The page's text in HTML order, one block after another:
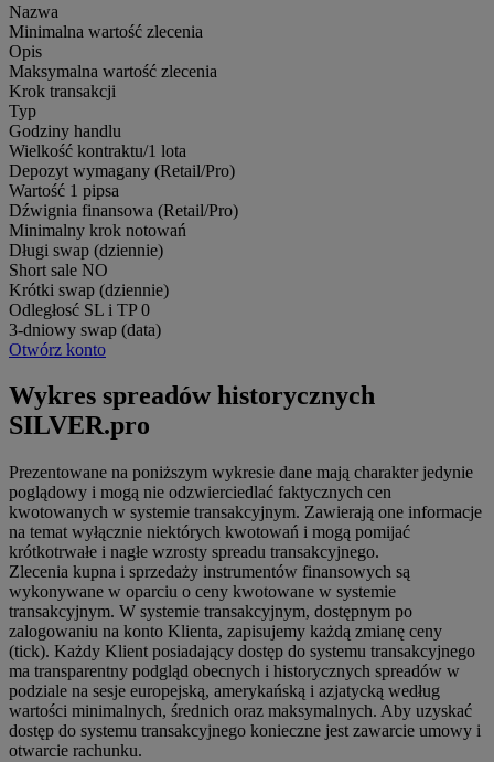
Nazwa
Minimalna wartość zlecenia
Opis
Maksymalna wartość zlecenia
Krok transakcji
Typ
Godziny handlu
Wielkość kontraktu/1 lota
Depozyt wymagany (Retail/Pro)
Wartość 1 pipsa
Dźwignia finansowa (Retail/Pro)
Minimalny krok notowań
Długi swap (dziennie)
Short sale NO
Krótki swap (dziennie)
Odległosć SL i TP 0
3-dniowy swap (data)
Otwórz konto
Wykres spreadów historycznych
SILVER.pro
Prezentowane na poniższym wykresie dane mają charakter jedynie
poglądowy i mogą nie odzwierciedlać faktycznych cen
kwotowanych w systemie transakcyjnym. Zawierają one informacje
na temat wyłącznie niektórych kwotowań i mogą pomijać
krótkotrwałe i nagłe wzrosty spreadu transakcyjnego.
Zlecenia kupna i sprzedaży instrumentów finansowych są
wykonywane w oparciu o ceny kwotowane w systemie
transakcyjnym. W systemie transakcyjnym, dostępnym po
zalogowaniu na konto Klienta, zapisujemy każdą zmianę ceny
(tick). Każdy Klient posiadający dostęp do systemu transakcyjnego
ma transparentny podgląd obecnych i historycznych spreadów w
podziale na sesje europejską, amerykańską i azjatycką według
wartości minimalnych, średnich oraz maksymalnych. Aby uzyskać
dostęp do systemu transakcyjnego konieczne jest zawarcie umowy i
otwarcie rachunku.